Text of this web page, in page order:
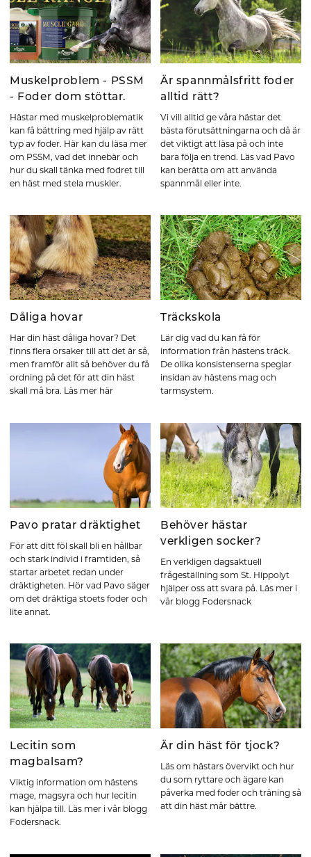
Muskelproblem - PSSM
- Foder dom stöttar.
Hästar med muskelproblematik
kan få bättring med hjälp av rätt
typ av foder. Här kan du läsa mer
om PSSM, vad det innebär och
hur du skall tänka med fodret till
en häst med stela muskler.
Är spannmålsfritt foder
alltid rätt?
Vi vill alltid ge våra hästar det
bästa förutsättningarna och då är
det viktigt att läsa på och inte
bara följa en trend. Läs vad Pavo
kan berätta om att använda
spannmål eller inte.
Dåliga hovar
Har din häst dåliga hovar? Det
finns flera orsaker till att det är så,
men framför allt så behöver du få
ordning på det för att din häst
skall må bra. Läs mer här
Träckskola
Lär dig vad du kan få för
information från hästens träck.
De olika konsistenserna speglar
insidan av hästens mag och
tarmsystem.
Pavo pratar dräktighet
För att ditt föl skall bli en hållbar
och stark individ i framtiden, så
startar arbetet redan under
dräktigheten. Hör vad Pavo säger
om det dräktiga stoets foder och
lite annat.
Behöver hästar
verkligen socker?
En verkligen dagsaktuell
frågeställning som St. Hippolyt
hjälper oss att svara på. Läs mer i
vår blogg Fodersnack
Lecitin som
magbalsam?
Viktig information om hästens
mage, magsyra och hur lecitin
kan hjälpa till. Läs mer i vår blogg
Fodersnack.
Är din häst för tjock?
Läs om hästars övervikt och hur
du som ryttare och ägare kan
påverka med foder och träning så
att din häst mår bättre.